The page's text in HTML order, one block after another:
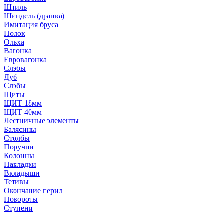
Штиль
Шиндель (дранка)
Имитация бруса
Полок
Ольха
Вагонка
Евровагонка
Слэбы
Дуб
Слэбы
Щиты
ЩИТ 18мм
ЩИТ 40мм
Лестничные элементы
Балясины
Столбы
Поручни
Колонны
Накладки
Вкладыши
Тетивы
Окончание перил
Повороты
Ступени